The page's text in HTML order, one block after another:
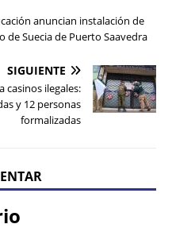
anuncian instalación de
de Suecia de Puerto Saavedra
SIGUIENTE
casinos ilegales:
y 12 personas
formalizadas